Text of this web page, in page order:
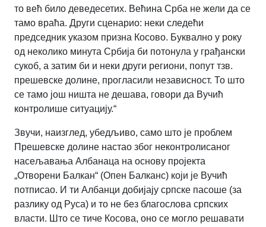
то већ било деведесетих. Већина Срба не жели да се
тамо враћа. Други сценарио: неки следећи
председник указом призна Косово. Буквално у року
од неколико минута Србија би потонула у грађански
сукоб, а затим би и неки други региони, попут тзв.
прешевске долине, прогласили независност. То што
се тамо још ништа не дешава, говори да Вучић
контролише ситуацију.“
Звучи, наизглед, убедљиво, само што је проблем
Прешевске долине настао због неконтролисаног
насељавања Албанаца на основу пројекта
„Отворени Балкан“ (Опен Балканс) који је Вучић
потписао. И ти Албанци добијају српске пасоше (за
разлику од Руса) и то не без благослова српских
власти. Што се тиче Косова, оно се могло решавати